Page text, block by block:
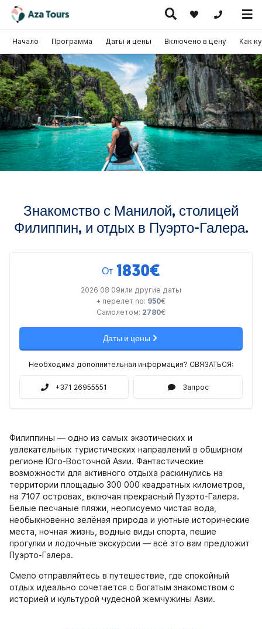
+371
Путешествие
по Европе
(на
самолете)
Круизы
Горячие
предложения
Знакомство с Манилой, столицей
Филиппин, и отдых в Пуэрто-Галера.
Начало Программа Даты и цены Включено в цену Как
От 1830€
2026 08 09или другие даты
+ перелет no: 950€
Самолетом: 2780€
Даты и цены
Необходима дополнительная информация? СВЯЗАТЬСЯ:
+371 26955551 Запрос
Филиппины — одно из самых экзотических и
увлекательных туристических направлений в обширном
регионе Юго-Восточной Азии. Фантастические
возможности для активного отдыха раскинулись на
территории площадью 300 000 квадратных километров,
на 7107 островах, включая прекрасный Пуэрто-Галера.
Белые песчаные пляжи, неописуемо чистая вода,
необыкновенно зелёная природа и уютные исторические
места, ночная жизнь, водные виды спорта, пешие
прогулки и лодочные экскурсии — всё это вам предложит
Пуэрто-Галера.
Смело отправляйтесь в путешествие, где спокойный
отдых идеально сочетается с богатым знакомством с
историей и культурой чудесной жемчужины Азии.